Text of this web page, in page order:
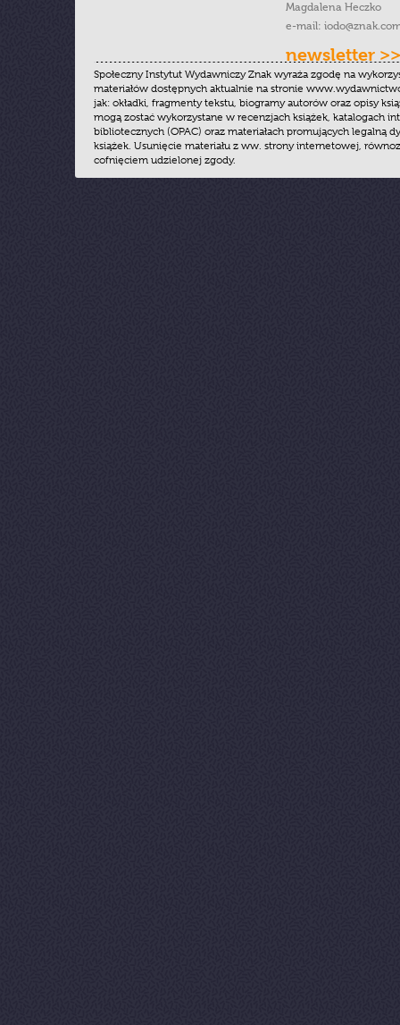
Magdalena Heczko
e-mail:
newsletter >>
Społeczny Instytut Wydawniczy Znak wyraża zgodę na
materiałów dostępnych aktualnie na stronie
jak: okładki, fragmenty tekstu, biogramy autorów oraz opisy
mogą zostać wykorzystane w recenzjach książek, katalogach
bibliotecznych (OPAC) oraz materiałach promujących legalną
książek. Usunięcie materiału z ww. strony internetowej,
cofnięciem udzielonej zgody.